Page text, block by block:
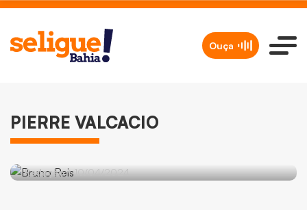
Ouça
PIERRE VALCACIO
Partido Novo deve oficializar apoio a
Redação 10/04/2024